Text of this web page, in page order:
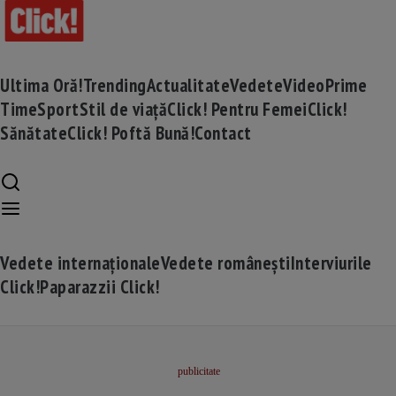
Ultima Oră!TrendingActualitateVedeteVideoPrime
TimeSportStil de viațăClick! Pentru FemeiClick!
SănătateClick! Poftă Bună!Contact
Vedete internaționaleVedete româneștiInterviurile
Click!Paparazzii Click!